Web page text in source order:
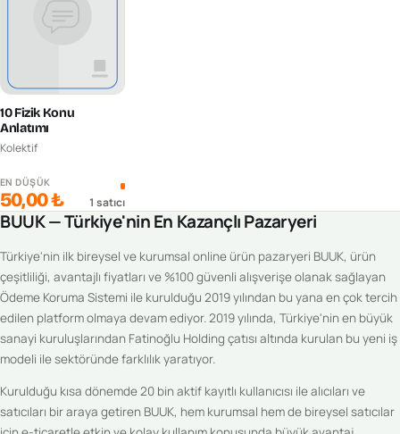
10 Fizik Konu
Anlatımı
Kolektif
EN DÜŞÜK
50,00 ₺ 1 satıcı
BUUK — Türkiye'nin En Kazançlı Pazaryeri
Türkiye'nin ilk bireysel ve kurumsal online ürün pazaryeri BUUK, ürün
çeşitliliği, avantajlı fiyatları ve %100 güvenli alışverişe olanak sağlayan
Ödeme Koruma Sistemi ile kurulduğu 2019 yılından bu yana en çok tercih
edilen platform olmaya devam ediyor. 2019 yılında, Türkiye'nin en büyük
sanayi kuruluşlarından Fatinoğlu Holding çatısı altında kurulan bu yeni iş
modeli ile sektöründe farklılık yaratıyor.
Kurulduğu kısa dönemde 20 bin aktif kayıtlı kullanıcısı ile alıcıları ve
satıcıları bir araya getiren BUUK, hem kurumsal hem de bireysel satıcılar